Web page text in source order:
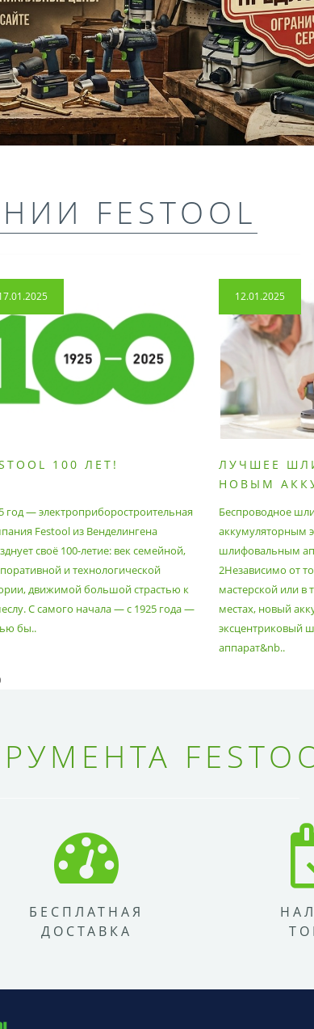
FESTOOL
100 ЛЕТ!
год — электроприборостроительная
Festool из Венделингена
своё 100-летие: век семейной,
и технологической
движимой большой страстью к
С самого начала — с 1925 года —
бы..
12.01.2025
ЛУЧШЕЕ
НОВЫМ
АППАРАТОМ
Беспроводное
аккумуляторным
шлифовальным
2Независимо от
мастерской или в
местах, новый
эксцентриковый
аппарат&nb..
БЕСПЛАТНАЯ
ДОСТАВКА